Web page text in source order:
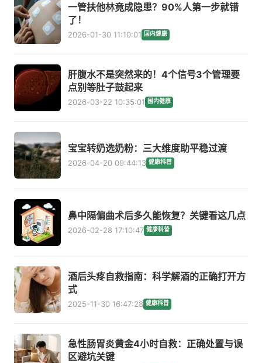
一管扶他林竟成隐患？90%人第一步就错
了！
2026-01-30 11:10:01 国内健康
肝腹水不是突然来的！4个信号3个管理要
点别等肚子鼓起来
2026-03-22 10:35:01 国内健康
宝宝转奶选奶粉：三大维度助平稳过渡
2026-04-20 09:44:13 健康科普
鼻中隔偏曲术后多久能恢复？关键看这几点
2026-02-28 17:10:47 健康科普
酒后头疼自救指南：科学解酒的正确打开方
式
2025-11-30 16:47:28 健康科普
急性肠胃炎黄金4小时自救：正确处置与误
区避坑关键